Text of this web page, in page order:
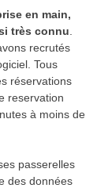
en main,
très connu
recrutés
Tous
réservations
reservation
à moins de
passerelles
des données